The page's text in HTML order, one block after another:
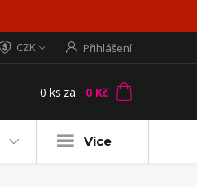
CZK Přihlášení
0 ks za 0 Kč
Více